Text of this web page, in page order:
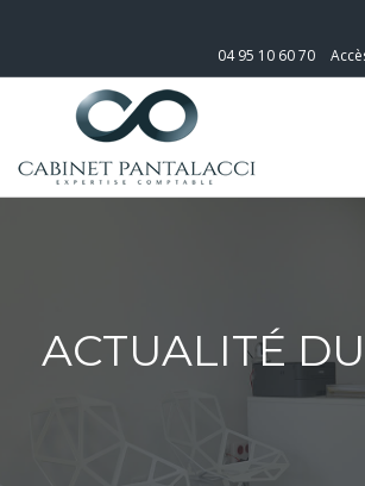
04 95 10 60 70
ACTUALITÉ